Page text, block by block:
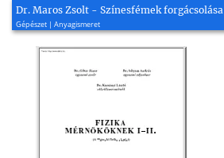
Dr. Maros Zsolt - Színesfémek forgácsolása
Gépészet | Anyagismeret